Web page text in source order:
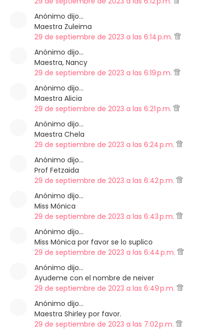
Anónimo dijo…
Maestra Zuleima
29 de septiembre de 2023 a las 6:14 p.m.
Anónimo dijo…
Maestra, Nancy
29 de septiembre de 2023 a las 6:19 p.m.
Anónimo dijo…
Maestra Alicia
29 de septiembre de 2023 a las 6:21 p.m.
Anónimo dijo…
Maestra Chela
29 de septiembre de 2023 a las 6:24 p.m.
Anónimo dijo…
Prof Fetzaida
29 de septiembre de 2023 a las 6:42 p.m.
Anónimo dijo…
Miss Mónica
29 de septiembre de 2023 a las 6:43 p.m.
Anónimo dijo…
Miss Mónica por favor se lo suplico
29 de septiembre de 2023 a las 6:44 p.m.
Anónimo dijo…
Ayudeme con el nombre de neiver
29 de septiembre de 2023 a las 6:49 p.m.
Anónimo dijo…
Maestra Shirley por favor.
29 de septiembre de 2023 a las 7:02 p.m.